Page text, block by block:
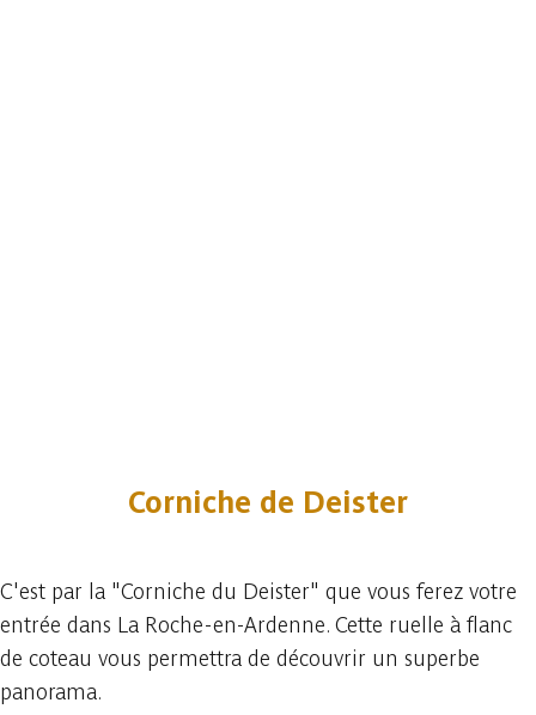
Corniche de Deister
C'est par la "Corniche du Deister" que vous ferez votre
entrée dans La Roche-en-Ardenne. Cette ruelle à flanc
de coteau vous permettra de découvrir un superbe
panorama.